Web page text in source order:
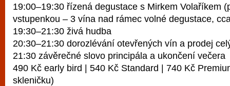
19:00–19:30 řízená degustace s Mirkem Volaříkem
vstupenkou – 3 vína nad rámec volné degustace,
19:30–21:30 živá hudba
20:30–21:30 dorozlévání otevřených vín a prodej
21:30 závěrečné slovo principála a ukončení večera
490 Kč early bird | 540 Kč Standard | 740 Kč
skleničku)